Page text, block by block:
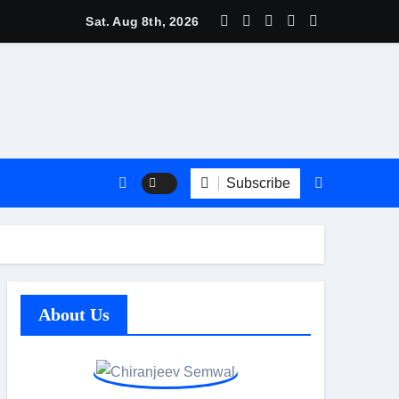
बधानी समेत 13 महिलाओं का हुआ तीलू रौतेली पुरस्कार के लिय चयन
Sat. Aug 8th, 2026
Subscribe
About Us